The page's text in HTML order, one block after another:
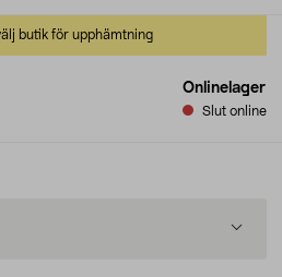
Onlinelager
Slut online
butik för upphämtning